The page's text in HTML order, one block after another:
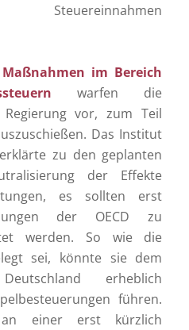
Maßnahmen im Bereich
warfen die
Regierung vor, zum Teil
Das Institut
zu den geplanten
der Effekte
es sollten erst
der OECD zu
werden. So wie die
sei, könnte sie dem
erheblich
führen.
einer erst kürzlich